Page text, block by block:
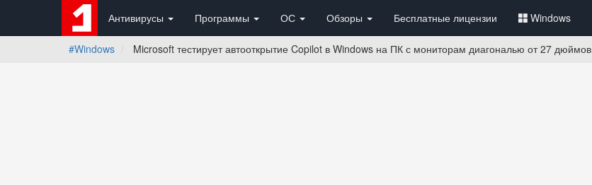
Антивирусы Программы ОС Обзоры Бесплатные лицензии Windows
#Windows Microsoft тестирует автооткрытие Copilot в Windows на ПК с мониторам диагональю от 27 дюймов